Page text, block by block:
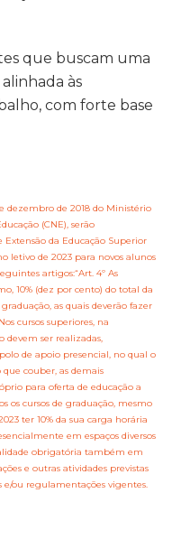
que buscam uma
às
com forte base
dezembro de 2018 do Ministério
(CNE), serão
da Educação Superior
letivo de 2023 para novos alunos
artigos:“Art. 4º As
10% (dez por cento) do total da
as quais deverão fazer
cursos superiores, na
devem ser realizadas,
de apoio presencial, no qual o
couber, as demais
para oferta de educação a
os cursos de graduação, mesmo
ter 10% da sua carga horária
em espaços diversos
obrigatória também em
e outras atividades previstas
e/ou regulamentações vigentes.